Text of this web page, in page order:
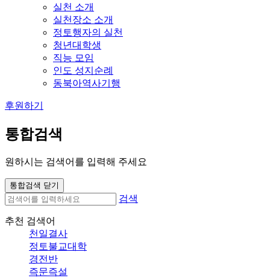
실천 소개
실천장소 소개
정토행자의 실천
청년대학생
직능 모임
인도 성지순례
동북아역사기행
후원하기
통합검색
원하시는 검색어를 입력해 주세요
통합검색 닫기
검색
추천 검색어
천일결사
정토불교대학
경전반
즉문즉설